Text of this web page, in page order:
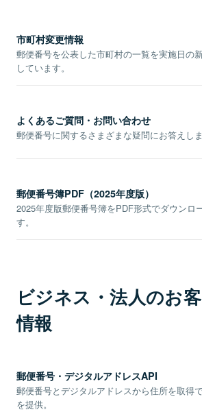
市町村変更情報
郵便番号を公表した市町村の一覧を実施日の
しています。
よくあるご質問・お問い合わせ
郵便番号に関するさまざまな疑問にお答えしま
郵便番号簿PDF（2025年度版）
2025年度版郵便番号簿をPDF形式でダウンロ
す。
ビジネス・法人のお
情報
郵便番号・デジタルアドレスAPI
郵便番号とデジタルアドレスから住所を取得
を提供。